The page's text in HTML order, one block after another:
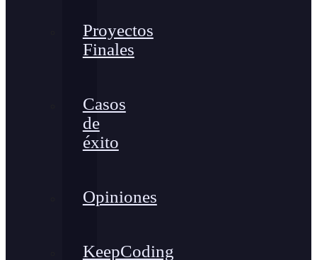
Proyectos
Finales
Casos
de
éxito
Opiniones
KeepCoding